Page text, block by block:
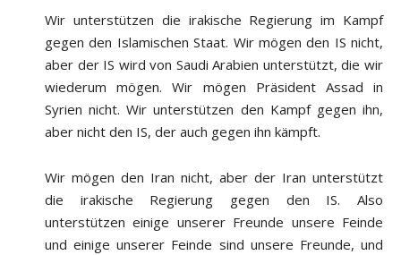
Wir unterstützen die irakische Regierung im Kampf
gegen den Islamischen Staat. Wir mögen den IS nicht,
aber der IS wird von Saudi Arabien unterstützt, die wir
wiederum mögen. Wir mögen Präsident Assad in
Syrien nicht. Wir unterstützen den Kampf gegen ihn,
aber nicht den IS, der auch gegen ihn kämpft.
Wir mögen den Iran nicht, aber der Iran unterstützt
die irakische Regierung gegen den IS. Also
unterstützen einige unserer Freunde unsere Feinde
und einige unserer Feinde sind unsere Freunde, und